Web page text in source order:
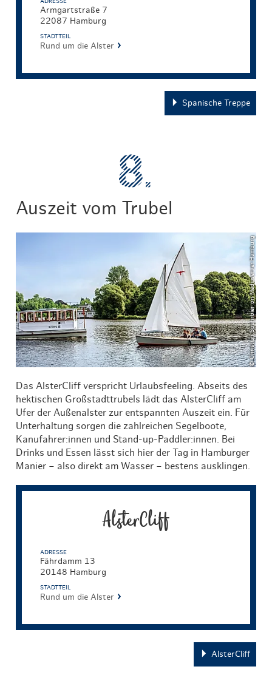
Armgartstraße 7
22087 Hamburg
STADTTEIL
Rund um die Alster
Spanische Treppe
Auszeit vom Trubel
© Christian Spahrbier on Mediaserver.Hamburg
Das AlsterCliff verspricht Urlaubsfeeling. Abseits des
hektischen Großstadttrubels lädt das AlsterCliff am
Ufer der Außenalster zur entspannten Auszeit ein. Für
Unterhaltung sorgen die zahlreichen Segelboote,
Kanufahrer:innen und Stand-up-Paddler:innen. Bei
Drinks und Essen lässt sich hier der Tag in Hamburger
Manier – also direkt am Wasser – bestens ausklingen.
AlsterCliff
ADRESSE
Fährdamm 13
20148 Hamburg
STADTTEIL
Rund um die Alster
AlsterCliff